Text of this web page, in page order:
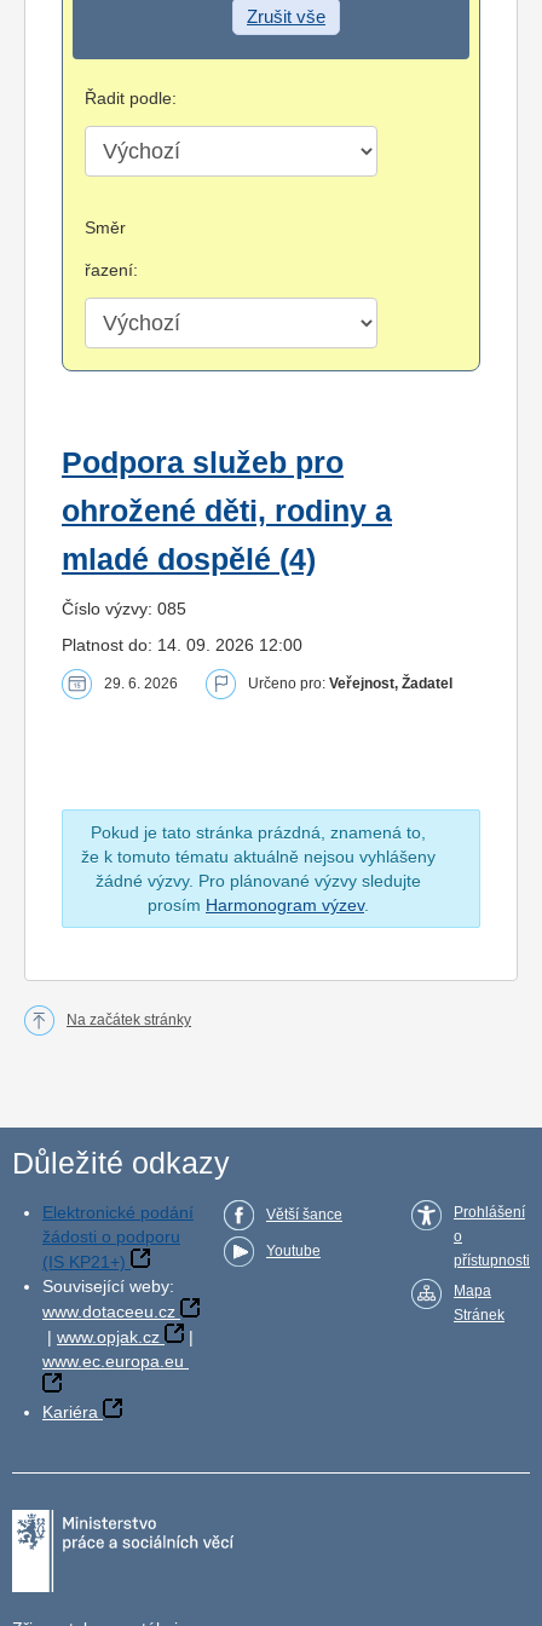
Zrušit vše
Řadit podle:
Směr
řazení:
Podpora služeb pro
ohrožené děti, rodiny a
mladé dospělé (4)
Číslo výzvy: 085
Platnost do: 14. 09. 2026 12:00
29. 6. 2026 Určeno pro: Veřejnost, Žadatel
Pokud je tato stránka prázdná, znamená to,
že k tomuto tématu aktuálně nejsou vyhlášeny
žádné výzvy. Pro plánované výzvy sledujte
prosím Harmonogram výzev.
Na začátek stránky
Důležité odkazy
Elektronické podání
žádosti o podporu
(IS KP21+)
Související weby:
www.dotaceeu.cz
| www.opjak.cz
|
www.ec.europa.eu
Kariéra
Větší šance
Youtube
Prohlášení
o
přístupnosti
Mapa
Stránek